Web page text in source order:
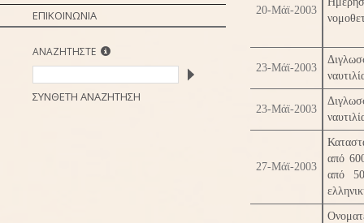
ΕΠΙΚΟΙΝΩΝΙΑ
ΑΝΑΖΗΤΗΣΤΕ
ΣΥΝΘΕΤΗ ΑΝΑΖΗΤΗΣΗ
20-Μάϊ-2003
23-Μάϊ-2003
23-Μάϊ-2003
27-Μάϊ-2003
από
από